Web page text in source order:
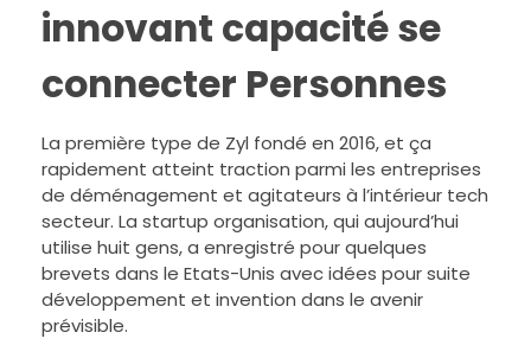
innovant capacité se
connecter Personnes
La première type de Zyl fondé en 2016, et ça
rapidement atteint traction parmi les entreprises
de déménagement et agitateurs à l’intérieur tech
secteur. La startup organisation, qui aujourd’hui
utilise huit gens, a enregistré pour quelques
brevets dans le Etats-Unis avec idées pour suite
développement et invention dans le avenir
prévisible.